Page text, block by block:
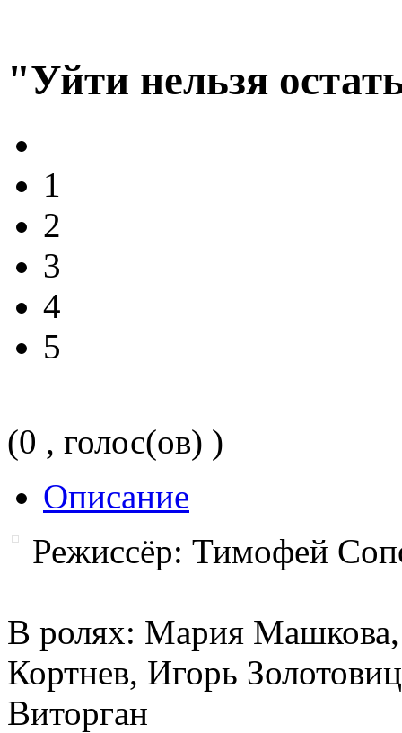
"Уйти нельзя
1
2
3
4
5
(0 , голос(ов) )
Описание
Режиссёр: Тимофей
В ролях: Мария
Кортнев, Игорь
Виторган